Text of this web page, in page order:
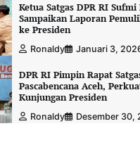
Ketua Satgas DPR RI
Sampaikan Laporan
ke Presiden
Ronaldy Januari 3,
DPR RI Pimpin Rapat
Pascabencana Aceh,
Kunjungan Presiden
Ronaldy Desember 30,